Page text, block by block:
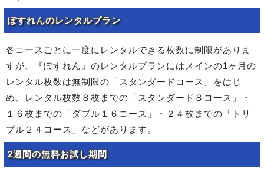
ぽすれんのレンタルプラン
各コースごとに一度にレンタルできる枚数に制限がありま
すが、『ぽすれん』のレンタルプランにはメインの1ヶ月の
レンタル枚数は無制限の「スタンダードコース」をはじ
め、レンタル枚数８枚までの「スタンダード８コース」・
１６枚までの「ダブル１６コース」・２４枚までの「トリ
プル２４コース」などがあります。
2週間の無料お試し期間